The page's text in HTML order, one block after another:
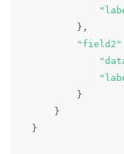
} ,
"field2"
}
}
}